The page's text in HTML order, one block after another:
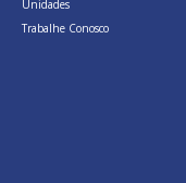
Unidades
Trabalhe Conosco